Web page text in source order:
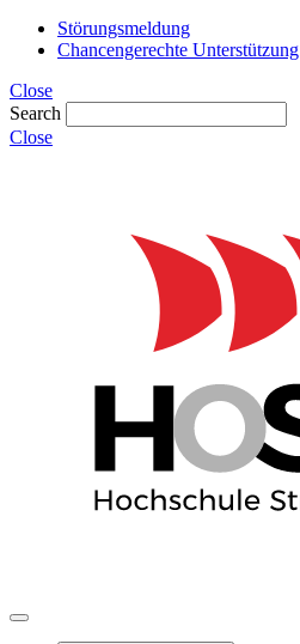
Störungsmeldung
Chancengerechte Unterstützung
Close
Search
Close